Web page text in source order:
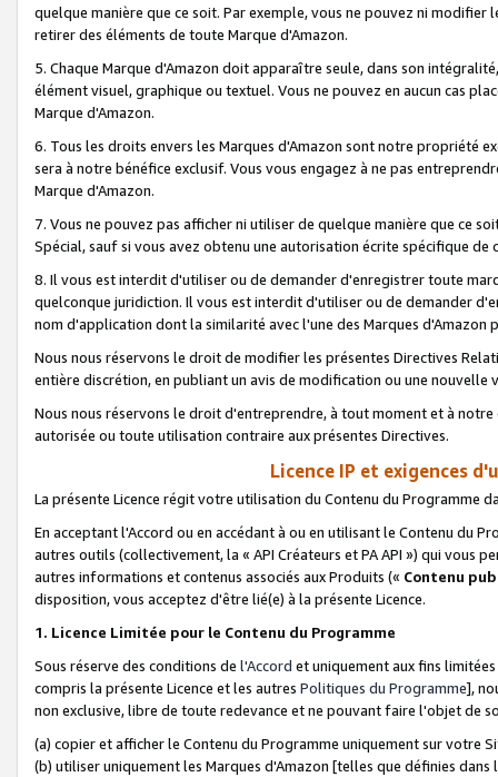
quelque manière que ce soit. Par exemple, vous ne pouvez ni
retirer des éléments de toute Marque d'Amazon.
5. Chaque Marque d'Amazon doit apparaître seule, dans son
élément visuel, graphique ou textuel. Vous ne pouvez en aucun cas
Marque d'Amazon.
6. Tous les droits envers les Marques d'Amazon sont notre propriété
sera à notre bénéfice exclusif. Vous vous engagez à ne pas
Marque d'Amazon.
7. Vous ne pouvez pas afficher ni utiliser de quelque manière que ce
Spécial, sauf si vous avez obtenu une autorisation écrite spécifique de
8. Il vous est interdit d'utiliser ou de demander d'enregistrer toute
quelconque juridiction. Il vous est interdit d'utiliser ou de demander
nom d'application dont la similarité avec l'une des Marques
Nous nous réservons le droit de modifier les présentes Directives
entière discrétion, en publiant un avis de modification ou une nouvelle
Nous nous réservons le droit d'entreprendre, à tout moment et à
autorisée ou toute utilisation contraire aux présentes Directives.
Licence IP et exigences
La présente Licence régit votre utilisation du Contenu du Programme
En acceptant l'Accord ou en accédant à ou en utilisant le Contenu du
autres outils (collectivement, la « API Créateurs et PA API ») qui vous
autres informations et contenus associés aux Produits (« Contenu
disposition, vous acceptez d'être lié(e) à la présente Licence.
1. Licence Limitée pour le Contenu du Programme
Sous réserve des conditions de l'Accord et uniquement aux fins
compris la présente Licence et les autres Politiques du Programme],
non exclusive, libre de toute redevance et ne pouvant faire l'objet de
(a) copier et afficher le Contenu du Programme uniquement sur votre
(b) utiliser uniquement les Marques d'Amazon [telles que définies dans